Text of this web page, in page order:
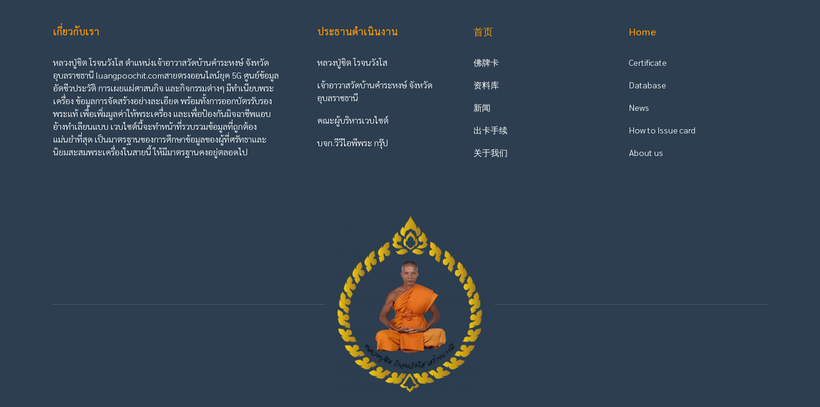
เกี่ยวกับเรา
หลวงปู่ชิต โรจนวังโส ตำแหน่งเจ้าอาวาสวัดบ้านคำระหงษ์ จังหวัด
อุบลราชธานี luangpoochit.comสายตรงออนไลน์ยุค 5G ศูนย์ข้อมูล
อัตชีวประวัติ การเผยแผ่ศาสนกิจ และกิจกรรมต่างๆ มีทำเนียบพระ
เครื่อง ข้อมูลการจัดสร้างอย่างละเอียด พร้อมทั้งการออกบัตรรับรอง
พระแท้ เพื่อเพิ่มมูลค่าให้พระเครื่อง และเพื่อป้องกันมิจฉาชีพแอบ
อ้างทำเลียนแบบ เวบไซต์นี้จะทำหน้าที่รวบรวมข้อมูลที่ถูกต้อง
แม่นยำที่สุด เป็นมาตรฐานของการศึกษาข้อมูลของผู้ที่ศรัทธาและ
นิยมสะสมพระเครื่องในสายนี้ ให้มีมาตรฐานคงอยู่ตลอดไป
ประธานดำเนินงาน
หลวงปู่ชิต โรจนวังโส
เจ้าอาวาสวัดบ้านคำระหงษ์ จังหวัด
อุบลราชธานี
คณะผู้บริหารเวบไซต์
บจก.วีวีไอพีพระ กรุ๊ป
首页
佛牌卡
资料库
新闻
出卡手续
关于我们
Home
Certificate
Database
News
How to Issue card
About us